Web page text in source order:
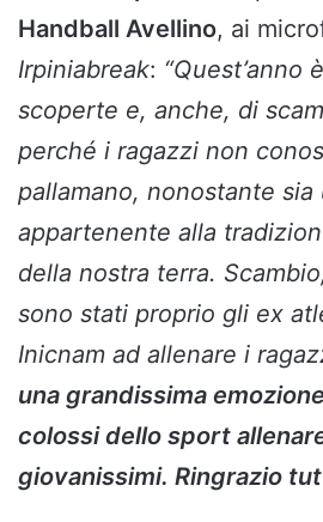
Handball Avellino, ai
Irpiniabreak: “Quest’anno
scoperte e, anche, di
perché i ragazzi non
pallamano, nonostante
appartenente alla
della nostra terra.
sono stati proprio gli ex
Inicnam ad allenare i
una grandissima
colossi dello sport
giovanissimi. Ringrazio